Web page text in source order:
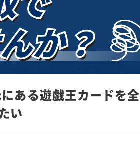
か？
ある遊戯王カードを全
い